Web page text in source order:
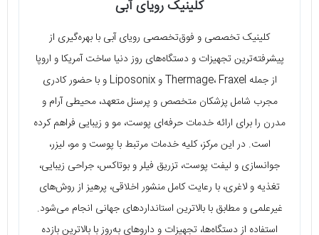
کلینیک رویای آبی
کلینیک تخصصی و فوق‌تخصصی رویای آبی با بهره‌گیری از
پیشرفته‌ترین تجهیزات و دستگاه‌های روز دنیا ساخت آمریکا و اروپا
از جمله Thermage، Fraxel و Liposonix و با حضور کادری
مجرب شامل پزشکان متخصص و پرسنل متعهد، محیطی آرام و
مدرن را برای ارائه خدمات حرفه‌ای پوست، مو و زیبایی فراهم کرده
است. در این مرکز، کلیه خدمات مرتبط با پوست و مو، لیزر،
جوانسازی و لیفت پوست، تزریق فیلر و بوتاکس، جراحی زیبایی،
تغذیه و لاغری، با رعایت کامل منشور اخلاقی، پرهیز از روش‌های
غیرعلمی و مطابق با بالاترین استانداردهای جهانی انجام می‌شود.
استفاده از دستگاه‌ها، تجهیزات و داروهای به‌روز با بالاترین بازده